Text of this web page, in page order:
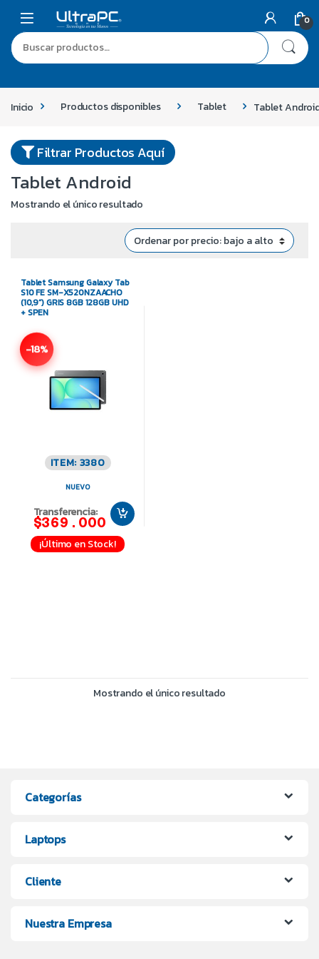
Skip to navigation
0
Buscar por:
Inicio Productos disponibles Tablet Tablet
Filtrar Productos Aquí
Tablet Android
Mostrando el único resultado
Tablet Samsung Galaxy Tab
S10 FE SM-X520NZAACHO
(10,9”) GRIS 8GB 128GB UHD
+ SPEN
-18%
ITEM: 3380
NUEVO
Transferencia:
$369.000
¡Último en Stock!
Mostrando el único resultado
Categorías
Laptops
Cliente
Nuestra Empresa